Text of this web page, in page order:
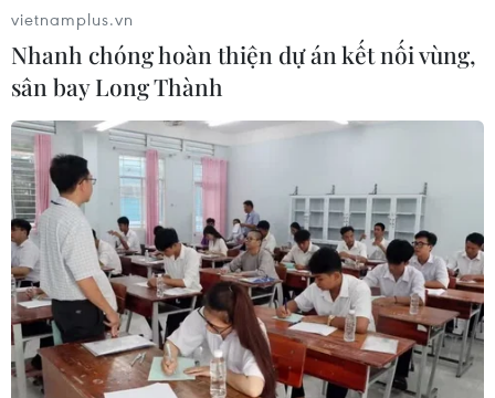
Đức: Liên đảng CDU/CSU thống nhất
chương trình tranh cử
vietnamplus.vn
Nhanh chóng hoàn thiện dự án kết nối vùng,
sân bay Long Thành